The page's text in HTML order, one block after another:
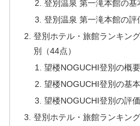
登別温泉 第一滝本館の基
登別温泉 第一滝本館の評
登別ホテル・旅館ランキン
別（44点）
望楼NOGUCHI登別の概要
望楼NOGUCHI登別の基
望楼NOGUCHI登別の評価
登別ホテル・旅館ランキン